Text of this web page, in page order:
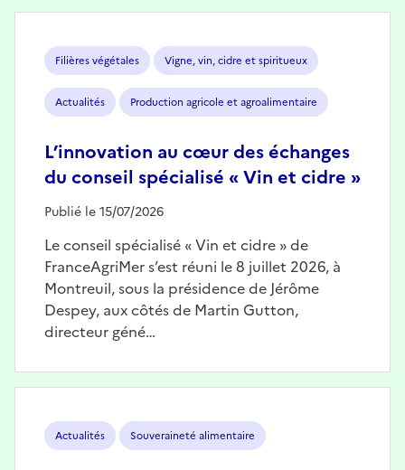
Filières végétales Vigne, vin, cidre et spiritueux
Actualités Production agricole et agroalimentaire
L’innovation au cœur des échanges
du conseil spécialisé « Vin et cidre »
Publié le 15/07/2026
Le conseil spécialisé « Vin et cidre » de
FranceAgriMer s’est réuni le 8 juillet 2026, à
Montreuil, sous la présidence de Jérôme
Despey, aux côtés de Martin Gutton,
directeur géné…
Actualités Souveraineté alimentaire